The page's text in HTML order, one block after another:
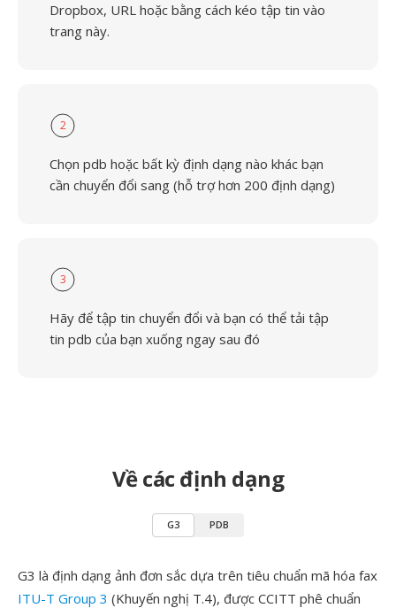
Dropbox, URL hoặc bằng cách kéo tập tin vào
trang này.
2
Chọn pdb hoặc bất kỳ định dạng nào khác bạn
cần chuyển đổi sang (hỗ trợ hơn 200 định dạng)
3
Hãy để tập tin chuyển đổi và bạn có thể tải tập
tin pdb của bạn xuống ngay sau đó
Về các định dạng
G3 PDB
G3 là định dạng ảnh đơn sắc dựa trên tiêu chuẩn mã hóa fax
ITU-T Group 3 (Khuyến nghị T.4), được CCITT phê chuẩn